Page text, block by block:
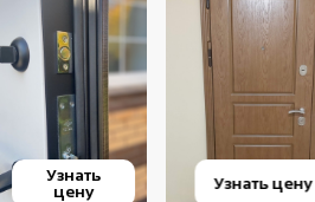
Узнать
цену
Узнать цену